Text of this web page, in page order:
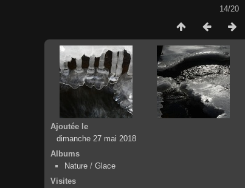
14/20
Ajoutée le
dimanche 27 mai 2018
Albums
Nature / Glace
Visites